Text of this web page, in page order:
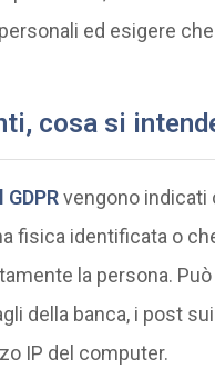
ed esigere
cosa si
vengono indicati
fisica identificata o
la persona.
della banca, i post
IP del computer.